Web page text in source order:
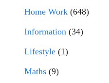
Home Work (648)
Information (34)
Lifestyle (1)
Maths (9)